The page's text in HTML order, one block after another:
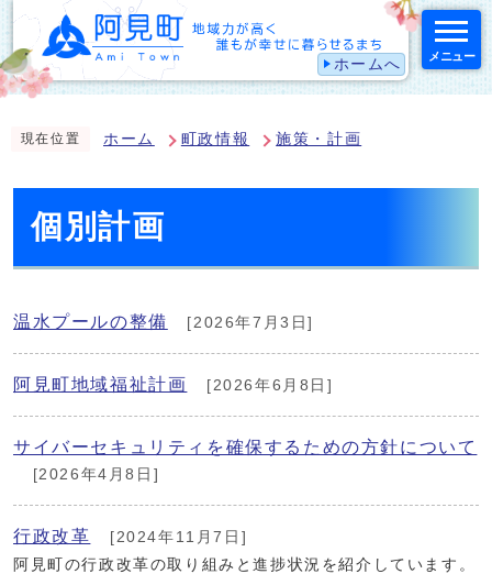
ホームへ メニュー
現在位置 ホーム 町政情報 施策・計画
個別計画
温水プールの整備 [2026年7月3日]
阿見町地域福祉計画 [2026年6月8日]
サイバーセキュリティを確保するための方針について
[2026年4月8日]
行政改革
[2024年11月7日]
阿見町の行政改革の取り組みと進捗状況を紹介しています。